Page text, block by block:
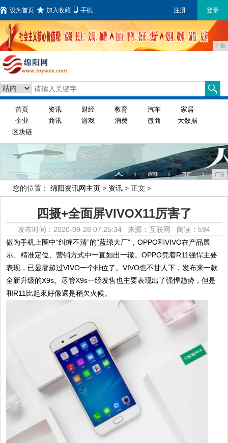
设为首页 加入收藏 手机 注册 登录
广告
首页 资讯 财经 教育 汽车
家居
企业
商讯 游戏 消费 微商
大数据
区块链
广告
您的位置： 绵阳资讯网主页 > 资讯 > 正文 >
四摄+全面屏VIVOX11厉害了
发布时间：2020-09-28 07:25:34 来源：互联网 阅读：594
做为手机上圈中“纠缠不清”的“蓝绿大厂”，OPPO和VIVO在产品展
示、精准定位、营销方式中一直如出一辙。OPPO凭着R11强悍主要
表现，已显著超过VIVO一个排位了。VIVO也不甘人下，发布来一款
全新升级的X9s。尽管X9s一经发售也主要表现出了强悍趋势，但是
和R11比起來好像還是稍欠火候。